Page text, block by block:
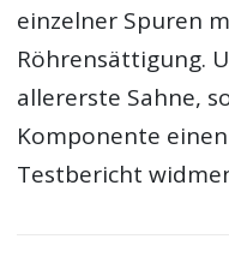
einzelner Spuren
Röhrensättigung.
allererste Sahne,
Komponente
Testbericht